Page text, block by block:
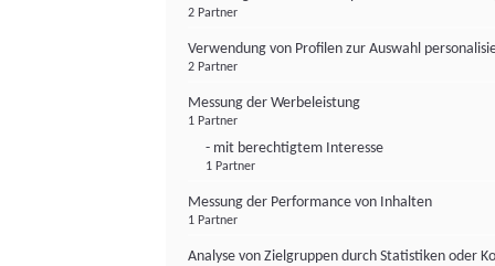
2 Partner
Verwendung von Profilen zur Auswahl
2 Partner
Messung der Werbeleistung
1 Partner
- mit berechtigtem Interesse
1 Partner
Messung der Performance von Inhalten
1 Partner
Analyse von Zielgruppen durch Statistiken oder